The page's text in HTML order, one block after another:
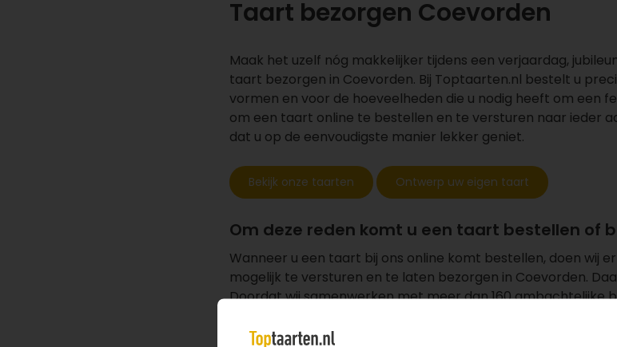
Taart bezorgen Coevorden
Maak het uzelf nóg makkelijker tijdens een verjaardag,
taart bezorgen in Coevorden. Bij Toptaarten.nl bestelt u
vormen en voor de hoeveelheden die u nodig heeft om een
om een taart online te bestellen en te versturen naar ieder
dat u op de eenvoudigste manier lekker geniet.
Bekijk onze taarten Ontwerp uw eigen taart
Om deze reden komt u een taart bestellen of
Wanneer u een taart bij ons online komt bestellen, doen wij
mogelijk te versturen en te laten bezorgen in Coevorden.
Doordat wij samenwerken met meer dan 160 ambachtelijke
de taart te bezorgen in Coevorden en u begrijpt waarom u